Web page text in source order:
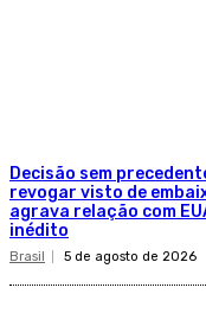
Decisão sem
revogar visto de
agrava relação com
inédito
Brasil 5 de agosto de 2026